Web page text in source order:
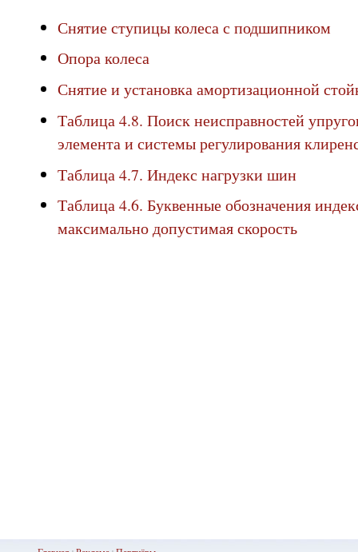
Снятие ступицы колеса с подшипником
Опора колеса
Снятие и установка амортизационной
Таблица 4.8. Поиск неисправностей
элемента и системы регулирования
Таблица 4.7. Индекс нагрузки шин
Таблица 4.6. Буквенные обозначения
максимально допустимая скорость